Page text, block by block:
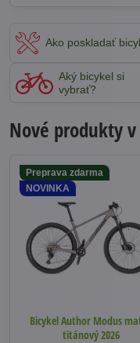
Ako poskladať
Aký bicykel si
vybrať?
Nové produkty
Preprava zdarma
NOVINKA
Bicykel Author Modus
titánový 2026